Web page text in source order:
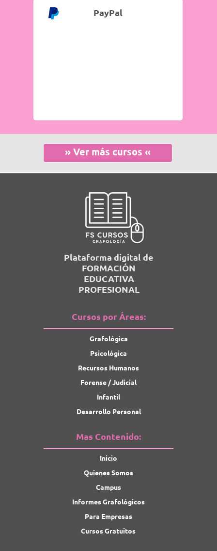
PayPal
» Ver más cursos «
Plataforma digital de
FORMACIÓN
EDUCATIVA
PROFESIONAL
Cursos por Áreas:
Grafológica
Psicológica
Recursos Humanos
Forense / Judicial
Infantil
Desarrollo Personal
Mas Contenido:
Inicio
Quienes Somos
Campus
Informes Grafológicos
Para Empresas
Cursos Gratuitos